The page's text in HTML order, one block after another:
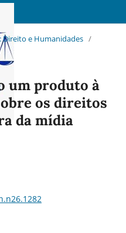
Direito e Humanidades /
um produto à
os direitos
da mídia